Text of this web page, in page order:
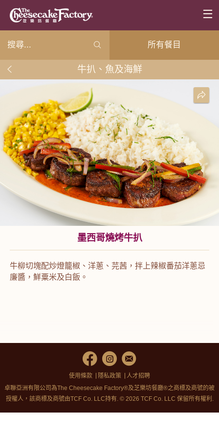
所有餐目
牛扒、魚及海鮮
墨西哥燒烤牛扒
牛柳切塊配炒燈籠椒、洋蔥、芫茜，拌上辣椒番茄洋蔥忌
廉醬，鮮粟米及白飯。
使用條款 隱私政策
人才招聘
卓聯亞洲有限公司為The Cheesecake Factory®及芝樂坊餐廳®之商標及商號的被
授權人，該商標及商號由TCF Co. LLC持有. © 2026 TCF Co. LLC 保留所有權利.